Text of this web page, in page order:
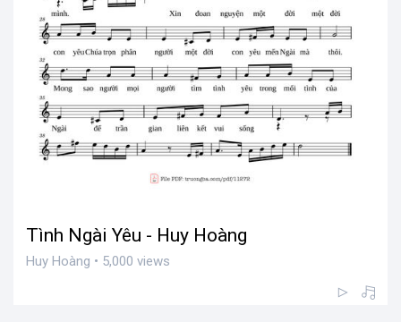
Tình Ngài Yêu - Huy Hoàng
Huy Hoàng • 5,000 views